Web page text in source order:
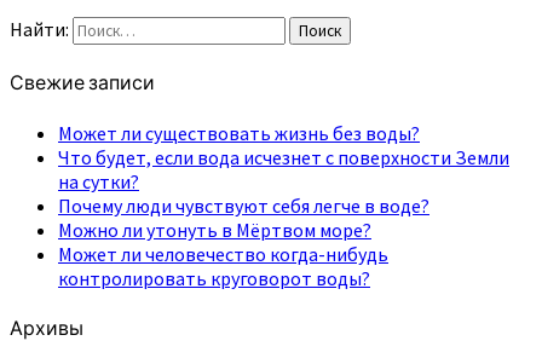
Найти:
Поиск
Свежие записи
Может ли существовать жизнь без воды?
Что будет, если вода исчезнет с поверхности Земли
на сутки?
Почему люди чувствуют себя легче в воде?
Можно ли утонуть в Мёртвом море?
Может ли человечество когда-нибудь
контролировать круговорот воды?
Архивы